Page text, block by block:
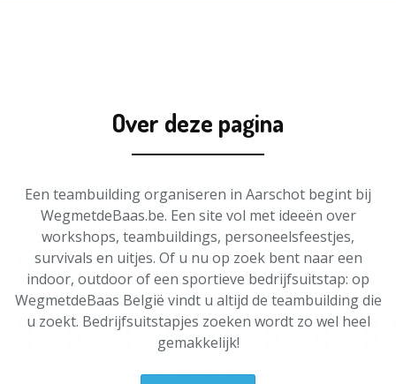
Over deze pagina
Een teambuilding organiseren in Aarschot begint bij
WegmetdeBaas.be. Een site vol met ideeën over
workshops, teambuildings, personeelsfeestjes,
survivals en uitjes. Of u nu op zoek bent naar een
indoor, outdoor of een sportieve bedrijfsuitstap: op
WegmetdeBaas België vindt u altijd de teambuilding die
u zoekt. Bedrijfsuitstapjes zoeken wordt zo wel heel
gemakkelijk!